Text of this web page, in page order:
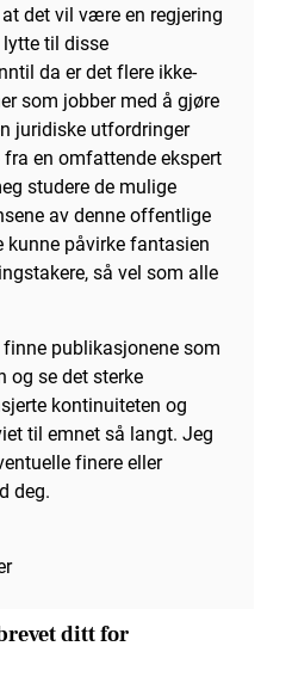
det vil være en regjering
til disse
da er det flere ikke-
som jobber med å gjøre
juridiske utfordringer
en omfattende ekspert
studere de mulige
av denne offentlige
kunne påvirke fantasien
så vel som alle
publikasjonene som
og se det sterke
kontinuiteten og
til emnet så langt. Jeg
finere eller
deg.
ditt for